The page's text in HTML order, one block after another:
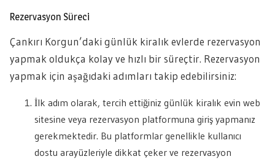
Rezervasyon Süreci
Çankırı Korgun’daki günlük kiralık evlerde rezervasyon
yapmak oldukça kolay ve hızlı bir süreçtir. Rezervasyon
yapmak için aşağıdaki adımları takip edebilirsiniz:
İlk adım olarak, tercih ettiğiniz günlük kiralık evin web
sitesine veya rezervasyon platformuna giriş yapmanız
gerekmektedir. Bu platformlar genellikle kullanıcı
dostu arayüzleriyle dikkat çeker ve rezervasyon